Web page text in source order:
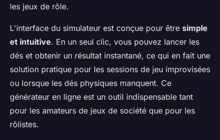
les jeux de rôle.
L'interface du simulateur est conçue pour être simple
et intuitive. En un seul clic, vous pouvez lancer les
dés et obtenir un résultat instantané, ce qui en fait une
solution pratique pour les sessions de jeu improvisées
ou lorsque les dés physiques manquent. Ce
générateur en ligne est un outil indispensable tant
pour les amateurs de jeux de société que pour les
rôlistes.